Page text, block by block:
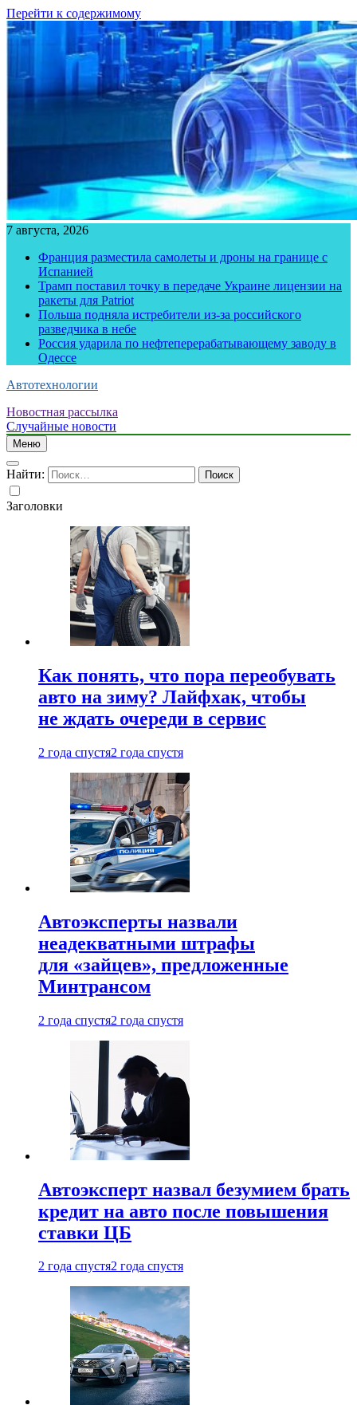
Перейти к содержимому
7 августа, 2026
Франция разместила самолеты и дроны на границе с
Испанией
Трамп поставил точку в передаче Украине лицензии на
ракеты для Patriot
Польша подняла истребители из-за российского
разведчика в небе
Россия ударила по нефтеперерабатывающему заводу в
Одессе
Автотехнологии
Новостная рассылка
Случайные новости
Меню
Найти:
Заголовки
Как понять, что пора переобувать
авто на зиму? Лайфхак, чтобы
не ждать очереди в сервис
2 года спустя2 года спустя
Автоэксперты назвали
неадекватными штрафы
для «зайцев», предложенные
Минтрансом
2 года спустя2 года спустя
Автоэксперт назвал безумием брать
кредит на авто после повышения
ставки ЦБ
2 года спустя2 года спустя